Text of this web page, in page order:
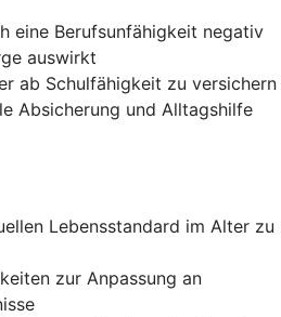
eine Berufsunfähigkeit negativ
auswirkt
ab Schulfähigkeit zu versichern
Absicherung und Alltagshilfe
Lebensstandard im Alter zu
zur Anpassung an